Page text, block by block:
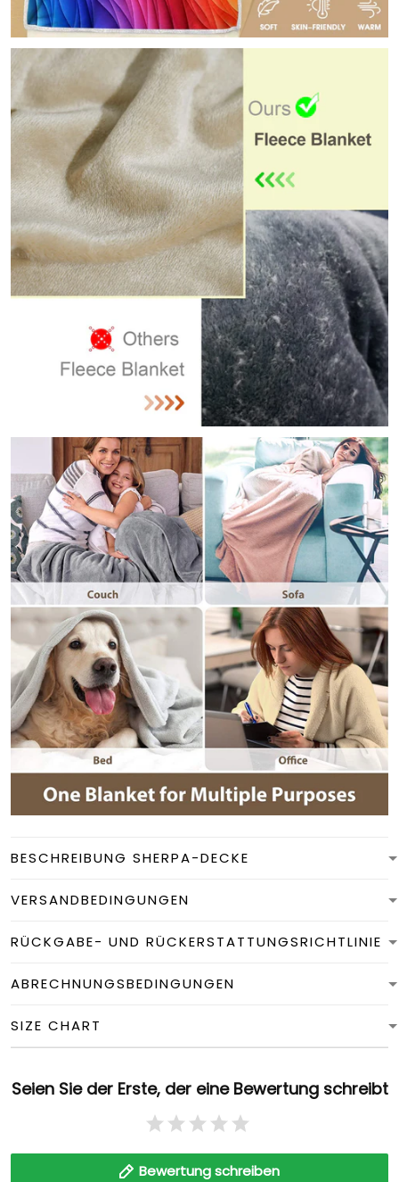
BESCHREIBUNG SHERPA-DECKE
VERSANDBEDINGUNGEN
RÜCKGABE- UND RÜCKERSTATTUNGSRICHTLINIE
ABRECHNUNGSBEDINGUNGEN
SIZE CHART
Seien Sie der Erste, der eine Bewertung schreibt
Bewertung schreiben